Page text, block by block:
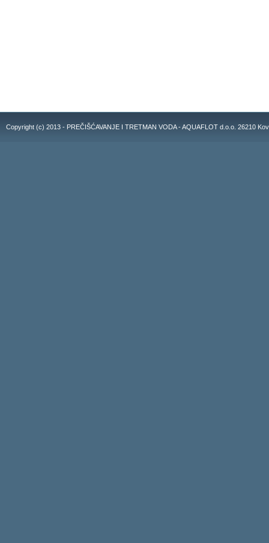
Copyright (c) 2013 - PREČIŠĆAVANJE I TRETMAN VODA - AQUAFLOT d.o.o. 26210